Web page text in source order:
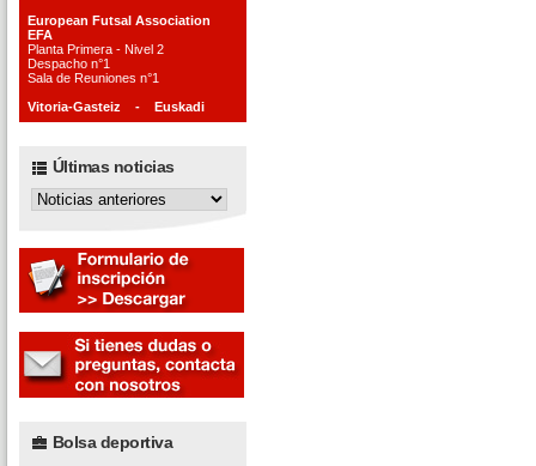
European Futsal Association
EFA
Planta Primera - Nivel 2
Despacho n°1
Sala de Reuniones n°1
Vitoria-Gasteiz - Euskadi
Últimas noticias
Bolsa deportiva